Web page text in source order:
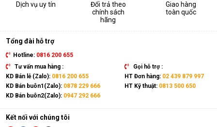
toàn khi sử dụng.
Hỗ trợ sấy khô quần áo, giày dép,... nhanh chóng trong
những ngày mưa ẩm. Ngăn chặn nấm mốc, vi khuẩn, mùi
hôi và chất gây dị ứng bám trên quần áo.
Dịch vụ uy tín
Đổi trả theo
chính sách
hãng
Giao hàng
toàn quốc
Tổng đài hỗ trợ
Hotline: 0816 200 655
Tư vấn mua hàng :
KD Bán lẻ (Zalo): 0816 200 655
KD Bán buôn1(Zalo): 0878 229 666
KD Bán buôn2(Zalo): 0947 292 666
Gọi hỗ trợ :
HT Đơn hàng: 02 439 879 997
HT Kỹ thuật: 0813 500 650
Kết nối với chúng tôi